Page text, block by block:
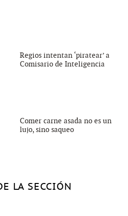
Regios intentan ‘piratear’ a
Comisario de Inteligencia
Comer carne asada no es un
lujo, sino saqueo
LA SECCIÓN